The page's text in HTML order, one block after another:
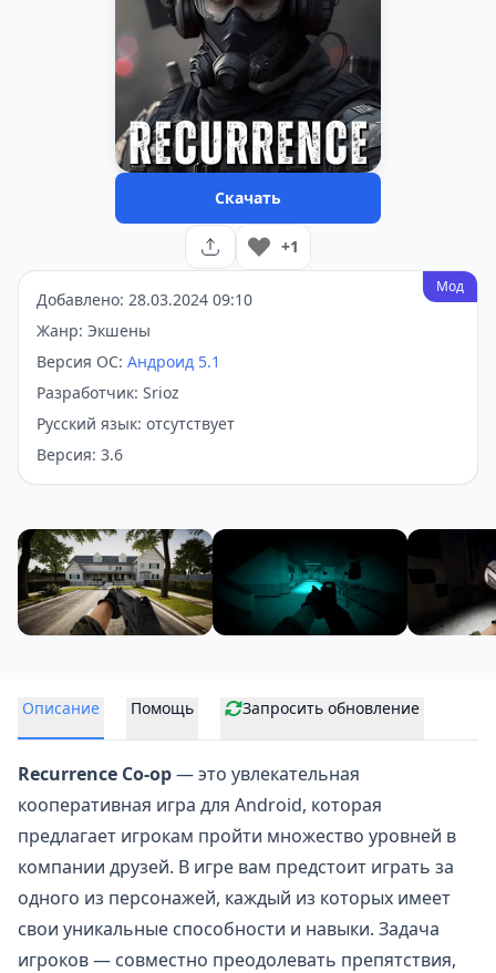
Скачать
+1
Мод
Добавлено: 28.03.2024 09:10
Жанр: Экшены
Версия ОС: Андроид 5.1
Разработчик: Srioz
Русский язык: отсутствует
Версия: 3.6
Описание Помощь Запросить обновление
Recurrence Co-op— это увлекательная
кооперативная игра для Android, которая
предлагает игрокам пройти множество уровней в
компании друзей. В игре вам предстоит играть за
одного из персонажей, каждый из которых имеет
свои уникальные способности и навыки. Задача
игроков — совместно преодолевать препятствия,